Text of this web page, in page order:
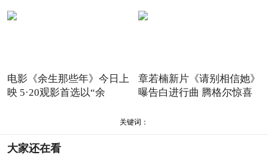
电影《余生那些年》今日上
映 5·20观影首选以“余
章若楠新片《请别相信她》
曝告白进行曲 腾格尔惊喜
关键词：
大家还在看